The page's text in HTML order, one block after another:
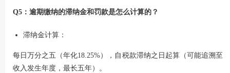
Q5：逾期缴纳的滞纳金和罚款是怎么计算的？
滞纳金计算：
每日万分之五（年化18.25%），自税款滞纳之日起算（可能追溯至
收入发生年度，最长五年）。